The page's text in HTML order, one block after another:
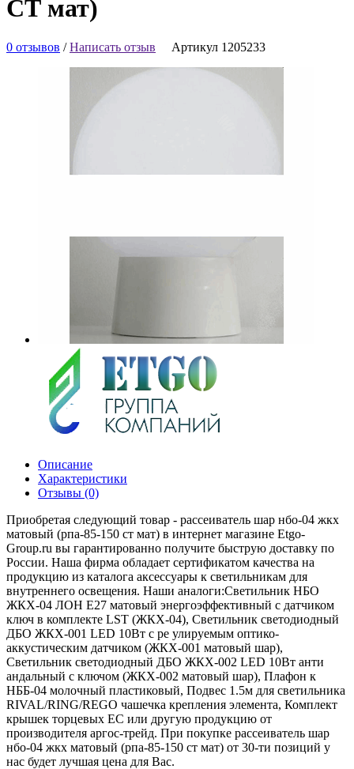
СТ мат)
0 отзывов /Написать отзыв Артикул 1205233
Описание
Характеристики
Отзывы (0)
Приобретая следующий товар - рассеиватель шар нбо-04 жкх
матовый (рпа-85-150 ст мат) в интернет магазине Etgo-
Group.ru вы гарантированно получите быструю доставку по
России. Наша фирма обладает сертификатом качества на
продукцию из каталога аксессуары к светильникам для
внутреннего освещения. Наши аналоги:Светильник НБО
ЖКХ-04 ЛОН Е27 матовый энергоэффективный с датчиком
ключ в комплекте LST (ЖКХ-04), Светильник светодиодный
ДБО ЖКХ-001 LED 10Вт с ре улируемым оптико-
аккустическим датчиком (ЖКХ-001 матовый шар),
Светильник светодиодный ДБО ЖКХ-002 LED 10Вт анти
андальный с ключом (ЖКХ-002 матовый шар), Плафон к
НББ-04 молочный пластиковый, Подвес 1.5м для светильника
RIVAL/RING/REGO чашечка крепления элемента, Комплект
крышек торцевых EC или другую продукцию от
производителя аргос-трейд. При покупке рассеиватель шар
нбо-04 жкх матовый (рпа-85-150 ст мат) от 30-ти позиций у
нас будет лучшая цена для Вас.